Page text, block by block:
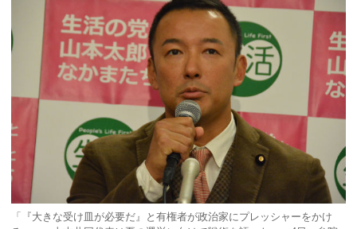
「『大きな受け皿が必要だ』と有権者が政治家にプレッシャーをかけ